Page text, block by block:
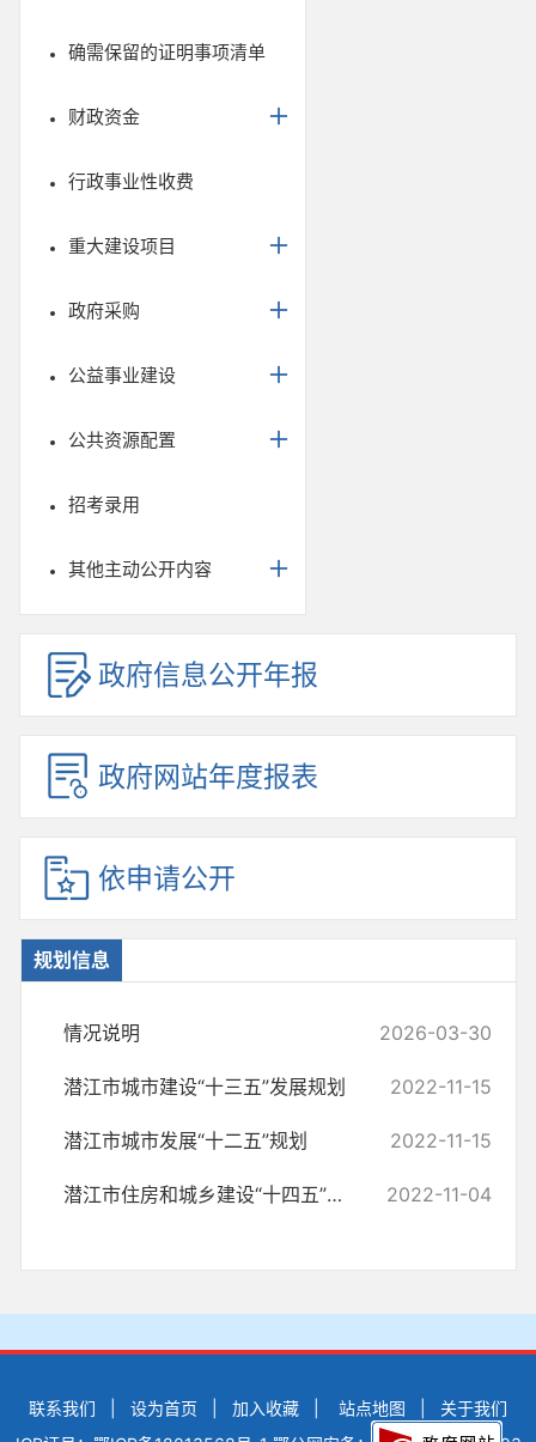
确需保留的证明事项清单
财政资金
行政事业性收费
重大建设项目
政府采购
公益事业建设
公共资源配置
招考录用
其他主动公开内容
政府信息公开年报
政府网站年度报表
依申请公开
规划信息
情况说明 2026-03-30
潜江市城市建设“十三五”发展规划 2022-11-15
潜江市城市发展“十二五”规划 2022-11-15
潜江市住房和城乡建设“十四五”规划 2022-11-04
联系我们 设为首页 加入收藏 站点地图
关于我们